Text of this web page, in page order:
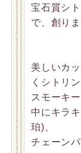
宝石質シ
で、創り
美しいカ
くシトリン
スモーキ
中にキラ
珀)、
チェーン